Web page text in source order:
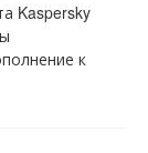
Kaspersky
к